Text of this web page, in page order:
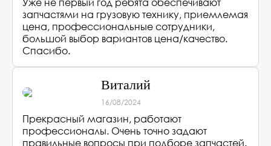
Уже не первый год ребята обеспечивают
запчастями на грузовую технику, приемлемая
цена, профессиональные сотрудники,
большой выбор вариантов цена/качество.
Спасибо.
Виталий
16/08/2024
Прекрасный магазин, работают
профессионалы. Очень точно задают
правильные вопросы при подборе запчастей.